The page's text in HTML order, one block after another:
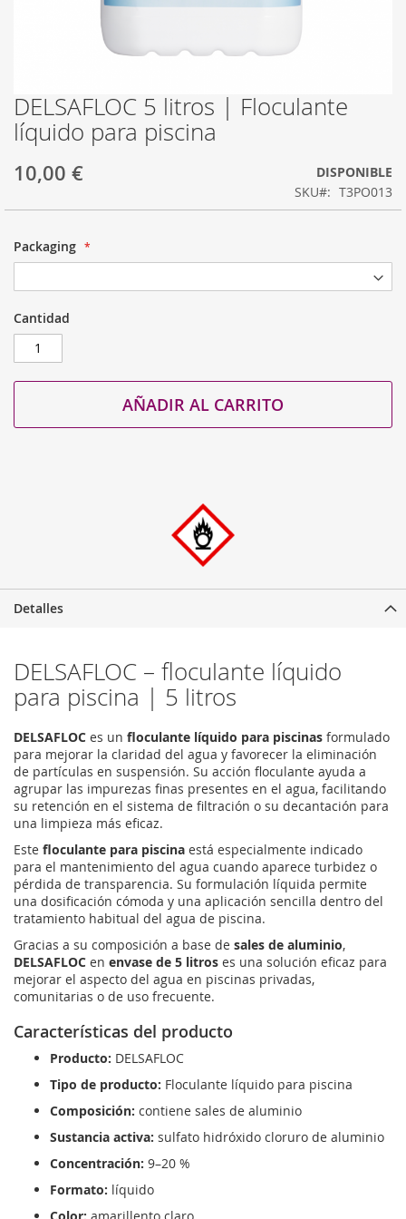
DELSAFLOC 5 litros | Floculante
líquido para piscina
10,00 €
DISPONIBLE
SKU
T3PO013
Packaging
Cantidad
AÑADIR AL CARRITO
Saltar
al
comienzo
la
galería
Detalles
DELSAFLOC – floculante líquido
para piscina | 5 litros
DELSAFLOC es un floculante líquido para piscinas formulado
para mejorar la claridad del agua y favorecer la eliminación
de partículas en suspensión. Su acción floculante ayuda a
agrupar las impurezas finas presentes en el agua, facilitando
su retención en el sistema de filtración o su decantación para
una limpieza más eficaz.
Este floculante para piscina está especialmente indicado
para el mantenimiento del agua cuando aparece turbidez o
pérdida de transparencia. Su formulación líquida permite
una dosificación cómoda y una aplicación sencilla dentro del
tratamiento habitual del agua de piscina.
Gracias a su composición a base de sales de aluminio,
DELSAFLOC en envase de 5 litros es una solución eficaz para
mejorar el aspecto del agua en piscinas privadas,
comunitarias o de uso frecuente.
Características del producto
Producto: DELSAFLOC
Tipo de producto: Floculante líquido para piscina
Composición: contiene sales de aluminio
Sustancia activa: sulfato hidróxido cloruro de aluminio
Concentración: 9–20 %
Formato: líquido
Color: amarillento claro